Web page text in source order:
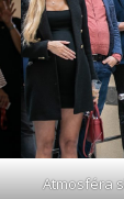
Atmosféra